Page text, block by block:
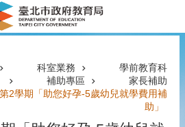
科室業務
學前教育科
補助專區
家長補助
2學期「助您好孕-5歲幼兒就學費用補
助」